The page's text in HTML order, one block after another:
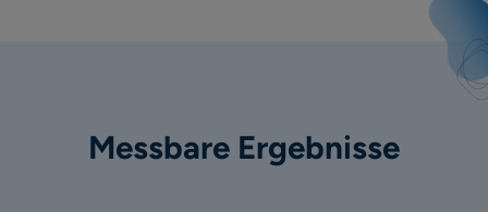
Messbare Ergebnisse